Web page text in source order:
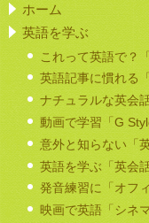
ホーム
英語を学ぶ
これって英語で？
英語記事に慣れる
ナチュラルな英会
動画で学習「G
意外と知らない「
英語を学ぶ「英会
発音練習に「オフ
映画で英語「シネ